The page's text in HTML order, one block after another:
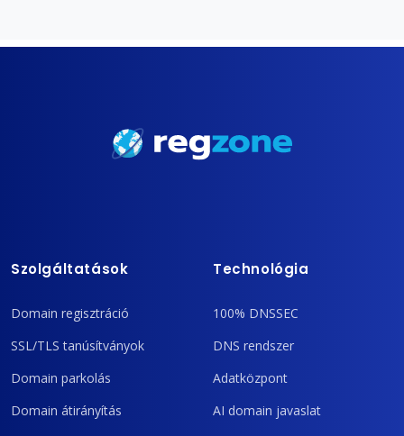
Szolgáltatások
Domain regisztráció
SSL/TLS tanúsítványok
Domain parkolás
Domain átirányítás
Technológia
100% DNSSEC
DNS rendszer
Adatközpont
AI domain javaslat